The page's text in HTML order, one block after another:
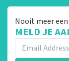
Nooit meer
MELD JE